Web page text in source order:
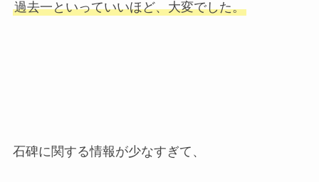
過去一といっていいほど、大変でした。
石碑に関する情報が少なすぎて、